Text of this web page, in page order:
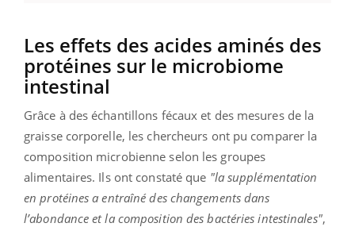
Les effets des acides aminés des
protéines sur le microbiome
intestinal
Grâce à des échantillons fécaux et des mesures de la
graisse corporelle, les chercheurs ont pu comparer la
composition microbienne selon les groupes
alimentaires. Ils ont constaté que "la supplémentation
en protéines a entraîné des changements dans
l’abondance et la composition des bactéries intestinales",